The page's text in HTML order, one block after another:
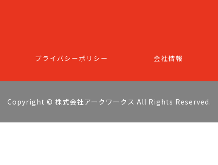
プライバシーポリシー 会社情報
Copyright © 株式会社アークワークス All Rights Reserved.